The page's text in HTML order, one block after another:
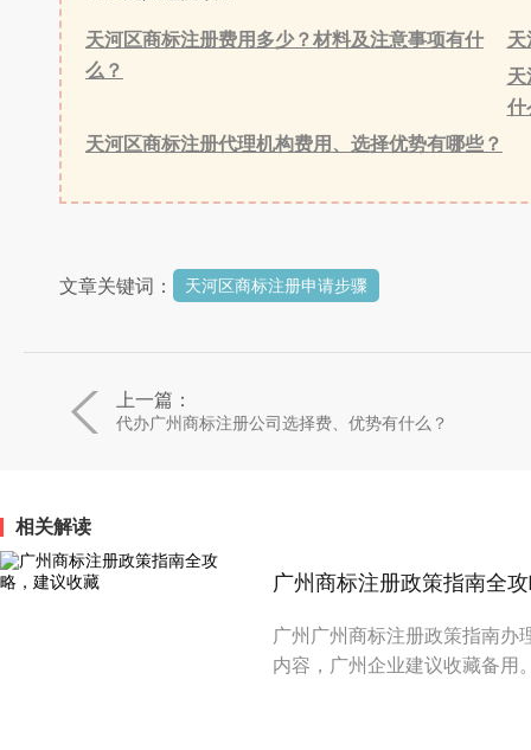
天河区商标注册费用多少？材料及注意事项有什
么？
天
天
什
天河区商标注册代理机构费用、选择优势有哪些？
文章关键词： 天河区商标注册申请步骤
上一篇：
代办广州商标注册公司选择费、优势有什么？
相关解读
广州商标注册政策指南全
广州广州商标注册政策指南办
内容，广州企业建议收藏备用